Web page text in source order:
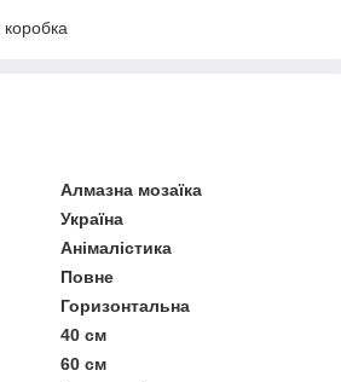
Алмазна мозаїка
Україна
Анімалістика
Повне
Горизонтальна
40 см
60 см